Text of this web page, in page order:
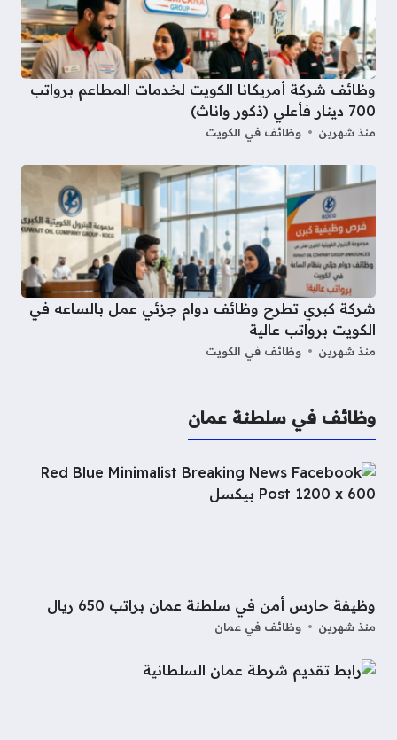
وظائف شركة أمريكانا الكويت لخدمات المطاعم برواتب
700 دينار فأعلي (ذكور واناث)
منذ شهرين وظائف في الكويت
شركة كبري تطرح وظائف دوام جزئي عمل بالساعه في
الكويت برواتب عالية
منذ شهرين وظائف في الكويت
وظائف في سلطنة عمان
وظيفة حارس أمن في سلطنة عمان براتب 650 ريال
منذ شهرين وظائف في عمان